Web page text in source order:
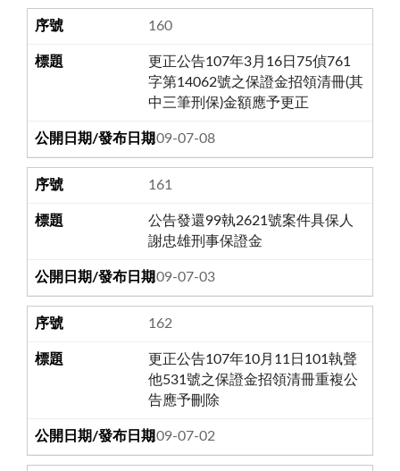
160
更正公告107年3月16日75偵761
字第14062號之保證金招領清冊(其
中三筆刑保)金額應予更正
109-07-08
161
公告發還99執2621號案件具保人
謝忠雄刑事保證金
109-07-03
162
更正公告107年10月11日101執聲
他531號之保證金招領清冊重複公
告應予刪除
109-07-02